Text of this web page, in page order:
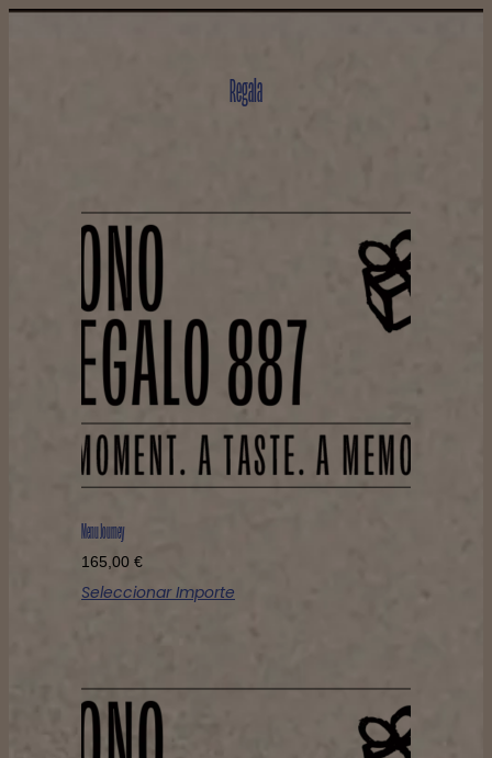
Regala
Menu Journey
165,00 €
Seleccionar Importe